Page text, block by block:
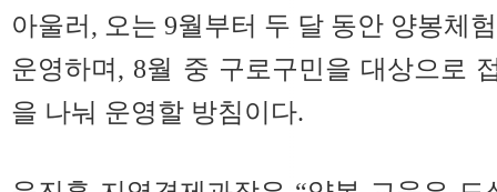
아울러, 오는 9월부터 두 달 동안 양봉체
운영하며, 8월 중 구로구민을 대상으로
을 나눠 운영할 방침이다.